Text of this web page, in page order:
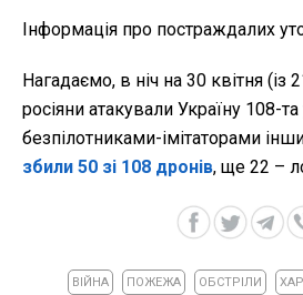
Інформація про постраждалих
Нагадаємо, в ніч на 30 квітня (із
росіяни атакували Україну 108-
безпілотниками-імітаторами
збили 50 зі 108 дронів, ще 22 –
ВІЙНА ПОЖЕЖА ОБСТРІЛИ